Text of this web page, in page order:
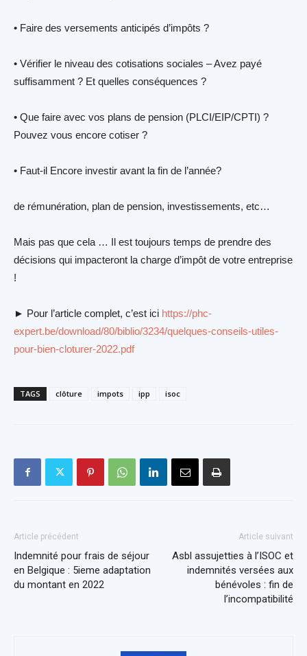
• Faire des versements anticipés d’impôts ?
• Vérifier le niveau des cotisations sociales – Avez payé
suffisamment ? Et quelles conséquences ?
• Que faire avec vos plans de pension (PLCI/EIP/CPTI) ?
Pouvez vous encore cotiser ?
• Faut-il Encore investir avant la fin de l’année?
de rémunération, plan de pension, investissements, etc…
Mais pas que cela … Il est toujours temps de prendre des
décisions qui impacteront la charge d’impôt de votre entreprise
!
► Pour l’article complet, c’est ici https://phc-
expert.be/download/80/biblio/3234/quelques-conseils-utiles-
pour-bien-cloturer-2022.pdf
TAGS clôture impots ipp isoc
Article précédent
Indemnité pour frais de séjour
en Belgique : 5ieme adaptation
du montant en 2022
Article suivant
Asbl assujetties à l’ISOC et
indemnités versées aux
bénévoles : fin de
l’incompatibilité